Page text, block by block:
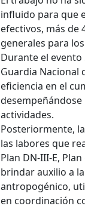
influido para que
efectivos, más de
generales para
Durante el
Guardia Nacional
eficiencia en el
actividades.
Posteriormente,
las labores que
Plan DN-III-E,
brindar auxilio a
antropogénico,
en coordinación